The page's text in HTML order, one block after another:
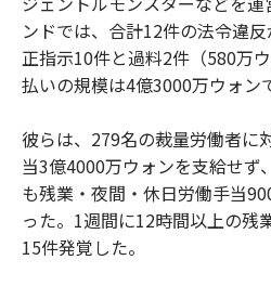
ンドでは、合計12件の法令違
正指示10件と過料2件（580万
払いの規模は4億3000万ウォン
彼らは、279名の裁量労働者に
当3億4000万ウォンを支給せず
も残業・夜間・休日労働手当
った。1週間に12時間以上の残
15件発覚した。